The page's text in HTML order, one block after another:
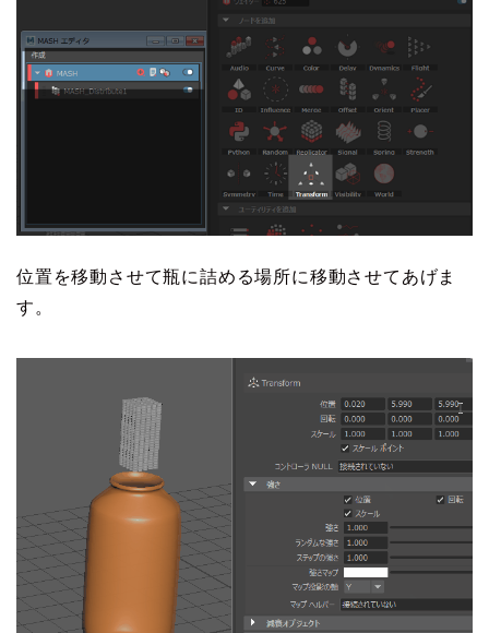
位置を移動させて瓶に詰める場所に移動させてあげま
す。